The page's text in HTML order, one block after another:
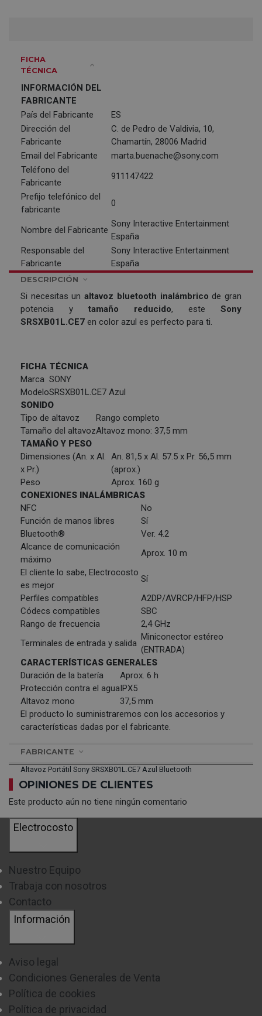
FICHA
TÉCNICA
INFORMACIÓN DEL
FABRICANTE
País del Fabricante
ES
Dirección del
Fabricante
C. de Pedro de Valdivia, 10,
Chamartín, 28006 Madrid
Email del Fabricante
marta.buenache@sony.com
Teléfono del
Fabricante
911147422
Prefijo telefónico del
fabricante
0
Nombre del Fabricante
Sony Interactive Entertainment
España
Responsable del
Fabricante
Sony Interactive Entertainment
España
DESCRIPCIÓN
Si necesitas unaltavoz bluetooth inalámbrico de gran
potencia y tamaño reducido, este Sony
SRSXB01L.CE7 en color azul es perfecto para ti.
FICHA TÉCNICA
Marca SONY
ModeloSRSXB01L.CE7 Azul
SONIDO
Tipo de altavoz
Rango completo
Tamaño del altavozAltavoz mono: 37,5 mm
TAMAÑO Y PESO
Dimensiones (An. x Al.
x Pr.)
An. 81,5 x Al. 57.5 x Pr. 56,5 mm
(aprox.)
Peso
Aprox. 160 g
CONEXIONES INALÁMBRICAS
NFC
No
Función de manos libres
Sí
Bluetooth®
Ver. 4.2
Alcance de comunicación
máximo
Aprox. 10 m
El cliente lo sabe, Electrocosto
es mejor
Sí
Perfiles compatibles
A2DP/AVRCP/HFP/HSP
Códecs compatibles
SBC
Rango de frecuencia
2,4 GHz
Terminales de entrada y salida
Miniconector estéreo
(ENTRADA)
CARACTERÍSTICAS GENERALES
Duración de la batería
Aprox. 6 h
Protección contra el aguaIPX5
Altavoz mono
37,5 mm
El producto lo suministraremos con los accesorios y
características dadas por el fabricante.
FABRICANTE
Altavoz Portátil Sony SRSXB01L.CE7 Azul Bluetooth
OPINIONES DE CLIENTES
Este producto aún no tiene ningún comentario
Electrocosto
Nuestro Equipo
Trabaja con nosotros
Contacto
Información
Aviso legal
Condiciones Generales de Venta
Política de cookies
Política de privacidad